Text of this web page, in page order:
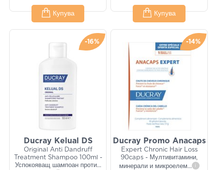
Купува Купува
-16%
Ducray Kelual DS
Original Anti Dandruff
Treatment Shampoo 100ml -
Успокояващ шампоан проти...
-14%
Ducray Promo Anacaps
Expert Chronic Hair Loss
90caps - Мултивитамини,
минерали и микроелем... i